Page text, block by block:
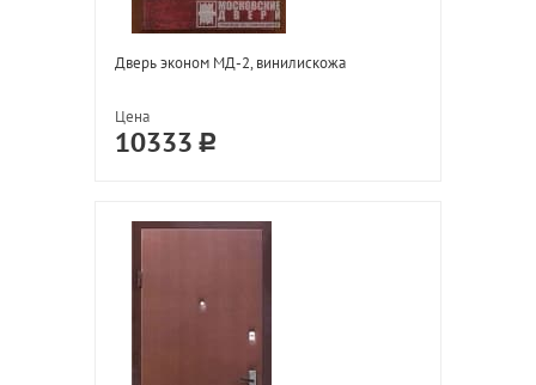
Дверь эконом МД-2, винилискожа
Цена
10333